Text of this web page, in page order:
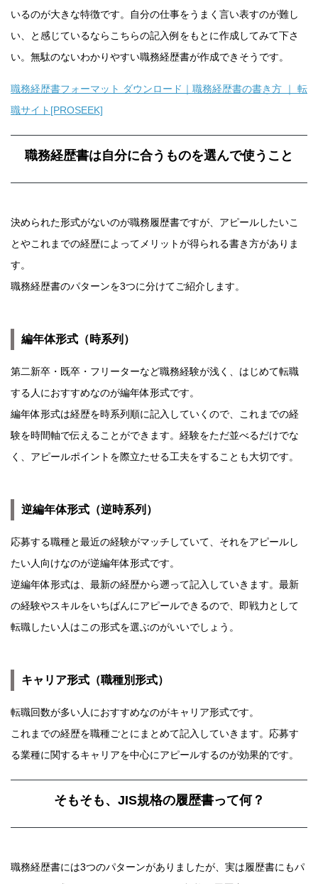
いるのが大きな特徴です。自分の仕事をうまく言い表すのが難し
い、と感じているならこちらの記入例をもとに作成してみて下さ
い。無駄のないわかりやすい職務経歴書が作成できそうです。
職務経歴書フォーマット ダウンロード｜職務経歴書の書き方 ｜ 転
職サイト[PROSEEK]
職務経歴書は自分に合うものを選んで使うこと
決められた形式がないのが職務履歴書ですが、アピールしたいこ
とやこれまでの経歴によってメリットが得られる書き方がありま
す。
職務経歴書のパターンを3つに分けてご紹介します。
編年体形式（時系列）
第二新卒・既卒・フリーターなど職務経験が浅く、はじめて転職
する人におすすめなのが編年体形式です。
編年体形式は経歴を時系列順に記入していくので、これまでの経
験を時間軸で伝えることができます。経験をただ並べるだけでな
く、アピールポイントを際立たせる工夫をすることも大切です。
逆編年体形式（逆時系列）
応募する職種と最近の経験がマッチしていて、それをアピールし
たい人向けなのが逆編年体形式です。
逆編年体形式は、最新の経歴から遡って記入していきます。最新
の経験やスキルをいちばんにアピールできるので、即戦力として
転職したい人はこの形式を選ぶのがいいでしょう。
キャリア形式（職種別形式）
転職回数が多い人におすすめなのがキャリア形式です。
これまでの経歴を職種ごとにまとめて記入していきます。応募す
る業種に関するキャリアを中心にアピールするのが効果的です。
そもそも、JIS規格の履歴書って何？
職務経歴書には3つのパターンがありましたが、実は履歴書にもパ